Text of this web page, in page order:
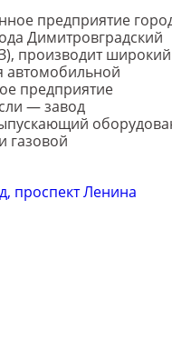
предприятие
Димитровградский
производит широкий
автомобильной
предприятие
— завод
газовой